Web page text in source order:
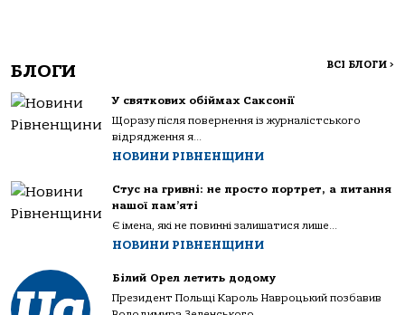
БЛОГИ ВСІ БЛОГИ >
У святкових обіймах Саксонії
Щоразу після повернення із журналістського
відрядження я...
НОВИНИ РІВНЕНЩИНИ
Стус на гривні: не просто портрет, а питання
нашої пам’яті
Є імена, які не повинні залишатися лише...
НОВИНИ РІВНЕНЩИНИ
Білий Орел летить додому
Президент Польщі Кароль Навроцький позбавив